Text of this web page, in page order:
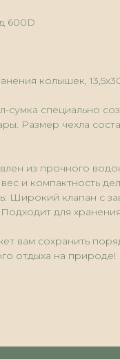
600D
колышек,
сумка специально
Размер чехла
из прочного
и компактность
Широкий клапан с
Подходит для
вам сохранить
отдыха на природе!